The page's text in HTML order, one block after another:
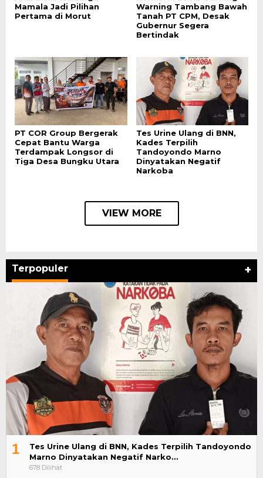
Mamala Jadi Pilihan
Pertama di Morut
Warning Tambang Bawah
Tanah PT CPM, Desak
Gubernur Segera
Bertindak
PT COR Group Bergerak
Cepat Bantu Warga
Terdampak Longsor di
Tiga Desa Bungku Utara
Tes Urine Ulang di BNN,
Kades Terpilih
Tandoyondo Marno
Dinyatakan Negatif
Narkoba
VIEW MORE
Terpopuler +
1
Tes Urine Ulang di BNN, Kades Terpilih Tandoyondo
Marno Dinyatakan Negatif Narko…
678 Dilihat